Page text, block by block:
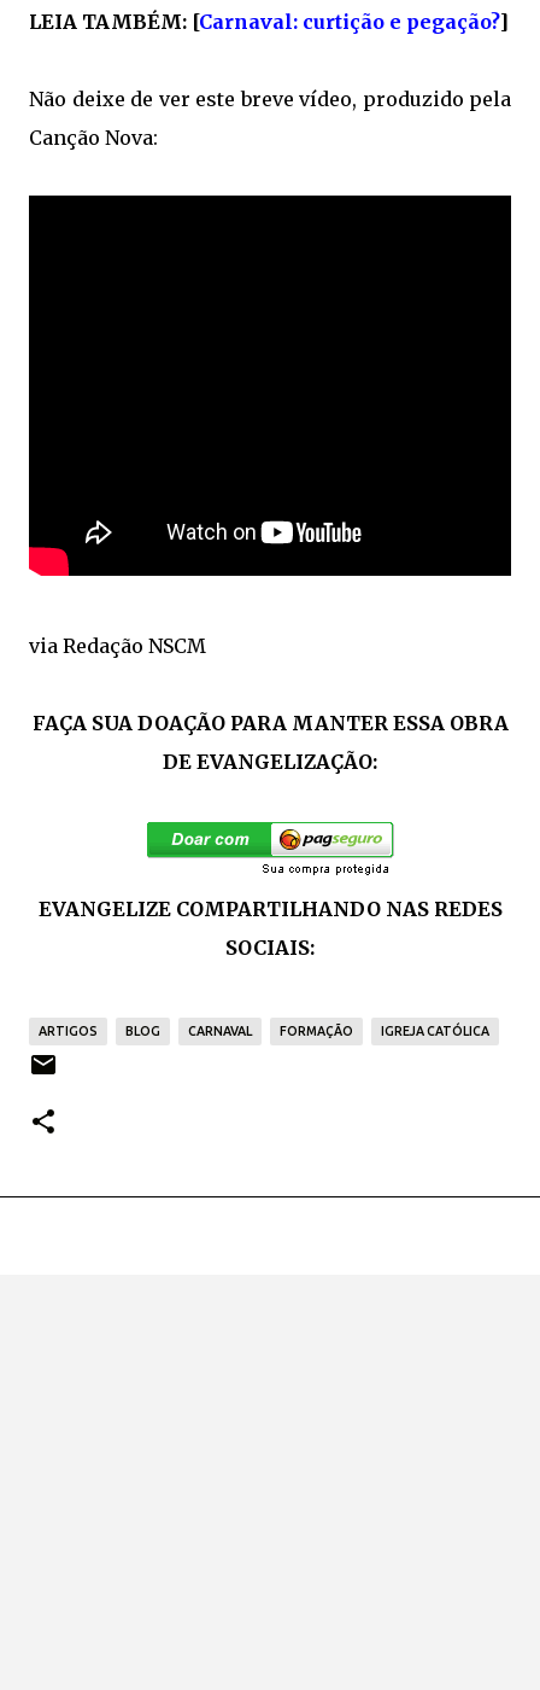
LEIA TAMBÉM: [Carnaval: curtição e pegação?]
Não deixe de ver este breve vídeo, produzido pela
Canção Nova:
via Redação NSCM
FAÇA SUA DOAÇÃO PARA MANTER ESSA OBRA
DE EVANGELIZAÇÃO:
EVANGELIZE COMPARTILHANDO NAS REDES
SOCIAIS:
ARTIGOS BLOG CARNAVAL FORMAÇÃO IGREJA CATÓLICA